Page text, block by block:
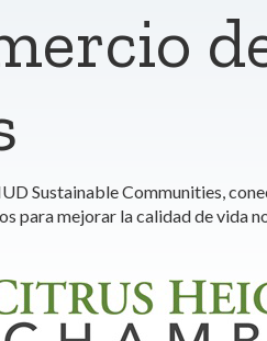
Sustainable Communities,
para mejorar la calidad de vida